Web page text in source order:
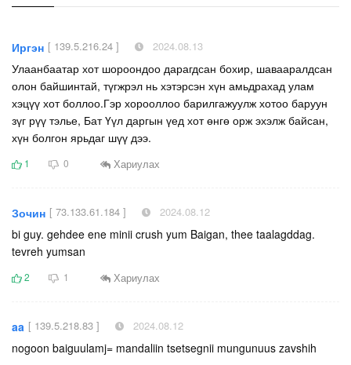
Иргэн [ 139.5.216.24 ] 2024.08.13
Улаанбаатар хот шороондоо дарагдсан бохир, шавааралдсан
олон байшинтай, түгжрэл нь хэтэрсэн хүн амьдрахад улам
хэцүү хот боллоо.Гэр хорооллоо барилгажуулж хотоо баруун
зүг рүү тэлье, Бат Үүл даргын үед хот өнгө орж эхэлж байсан,
хүн болгон ярьдаг шүү дээ.
1 0 Хариулах
Зочин [ 73.133.61.184 ] 2024.08.12
bi guy. gehdee ene minii crush yum Baigan, thee taalagddag.
tevreh yumsan
2 1 Хариулах
aa [ 139.5.218.83 ] 2024.08.12
nogoon baiguulamj= mandaliin tsetsegnii mungunuus zavshih